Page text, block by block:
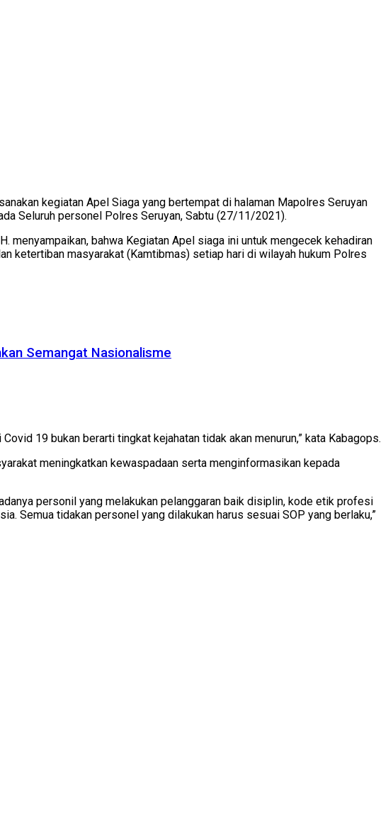
kegiatan Apel Siaga yang bertempat di halaman Mapolres Seruyan
Seluruh personel Polres Seruyan, Sabtu (27/11/2021).
menyampaikan, bahwa Kegiatan Apel siaga ini untuk mengecek kehadiran
ketertiban masyarakat (Kamtibmas) setiap hari di wilayah hukum Polres
Semangat Nasionalisme
19 bukan berarti tingkat kejahatan tidak akan menurun,” kata Kabagops.
meningkatkan kewaspadaan serta menginformasikan kepada
personil yang melakukan pelanggaran baik disiplin, kode etik profesi
Semua tidakan personel yang dilakukan harus sesuai SOP yang berlaku,”